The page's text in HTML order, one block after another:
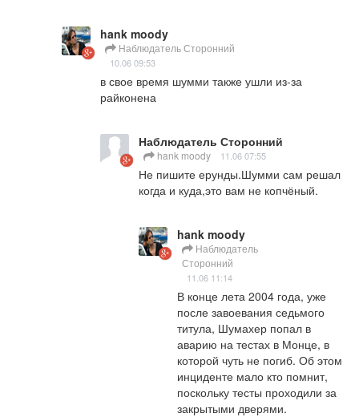
hank moody
Наблюдатель Сторонний
10.06 09:53
в свое время шумми также ушли из-за
райконена
Наблюдатель Сторонний
hank moody 11.06 07:55
Не пишите ерунды.Шумми сам решал
когда и куда,это вам не копчёный.
hank moody
Наблюдатель
Сторонний
11.06 11:14
В конце лета 2004 года, уже
после завоевания седьмого
титула, Шумахер попал в
аварию на тестах в Монце, в
которой чуть не погиб. Об этом
инциденте мало кто помнит,
поскольку тесты проходили за
закрытыми дверями.